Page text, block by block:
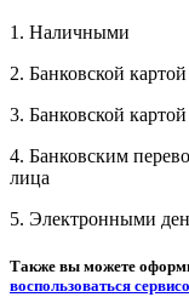
1. Наличными
2. Банковской картой
3. Банковской
4. Банковским
лица
5. Электронными
Также вы можете
воспользоваться